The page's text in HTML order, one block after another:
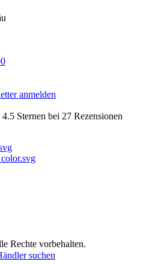
anmelden
Sternen bei 27 Rezensionen
Rechte vorbehalten.
suchen